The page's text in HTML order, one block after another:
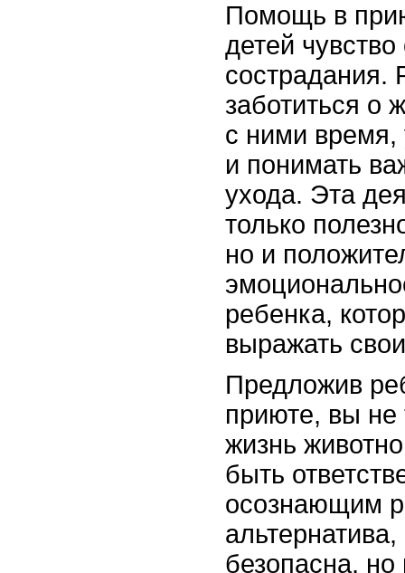
Помощь в
детей чувство
сострадания.
заботиться о
с ними время,
и понимать
ухода. Эта
только
но и
ребенка,
выражать
Предложив
приюте, вы не
жизнь
быть
осознающим
безопасна, но